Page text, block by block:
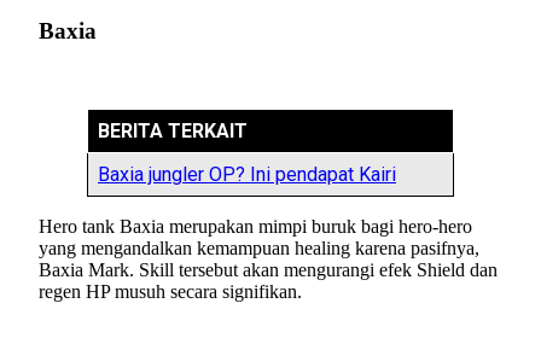
Baxia
BERITA TERKAIT
Baxia jungler OP? Ini pendapat Kairi
Hero tank Baxia merupakan mimpi buruk bagi hero-hero
yang mengandalkan kemampuan healing karena pasifnya,
Baxia Mark. Skill tersebut akan mengurangi efek Shield dan
regen HP musuh secara signifikan.